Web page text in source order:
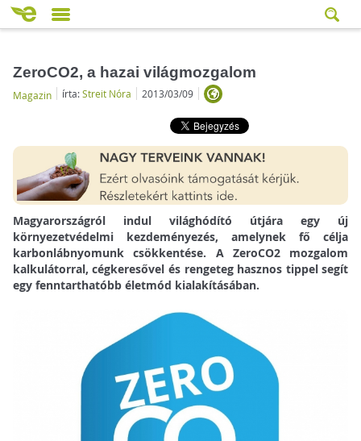
ZeroCO2, a hazai világmozgalom
Magazin írta:Streit Nóra 2013/03/09
Magyarországról indul világhódító útjára egy új
környezetvédelmi kezdeményezés, amelynek fő célja
karbonlábnyomunk csökkentése. A ZeroCO2 mozgalom
kalkulátorral, cégkeresővel és rengeteg hasznos tippel segít
egy fenntarthatóbb életmód kialakításában.